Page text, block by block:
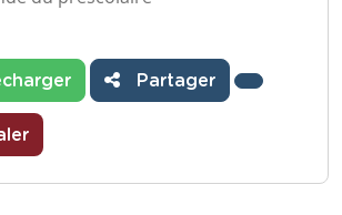
Partager